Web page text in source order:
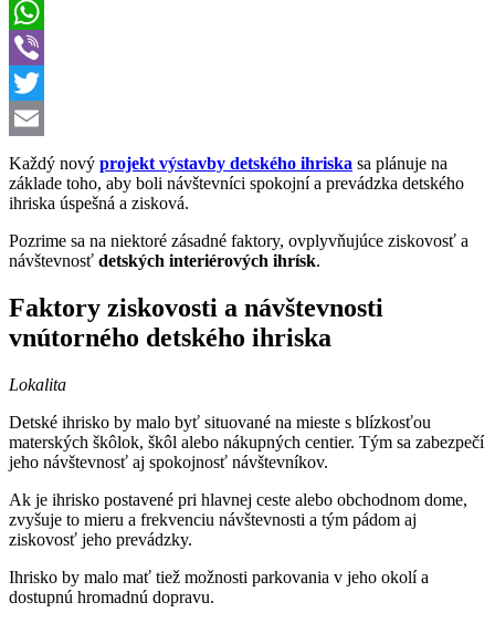
Messenger
WhatsApp
Viber
Twitter
Email
Každý nový projekt výstavby detského ihriska sa plánuje na
základe toho, aby boli návštevníci spokojní a prevádzka detského
ihriska úspešná a zisková.
Pozrime sa na niektoré zásadné faktory, ovplyvňujúce ziskovosť a
návštevnosť detských interiérových ihrísk.
Faktory ziskovosti a návštevnosti
vnútorného detského ihriska
Lokalita
Detské ihrisko by malo byť situované na mieste s blízkosťou
materských škôlok, škôl alebo nákupných centier. Tým sa zabezpečí
jeho návštevnosť aj spokojnosť návštevníkov.
Ak je ihrisko postavené pri hlavnej ceste alebo obchodnom dome,
zvyšuje to mieru a frekvenciu návštevnosti a tým pádom aj
ziskovosť jeho prevádzky.
Ihrisko by malo mať tiež možnosti parkovania v jeho okolí a
dostupnú hromadnú dopravu.